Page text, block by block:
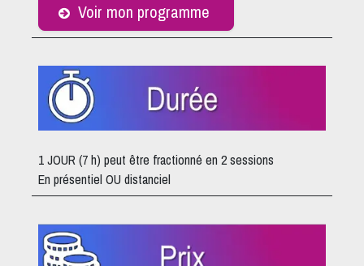
Voir mon progra​mme
1 JOUR (7 h) peut être fractionné en 2 sessions
En présentiel OU distanciel